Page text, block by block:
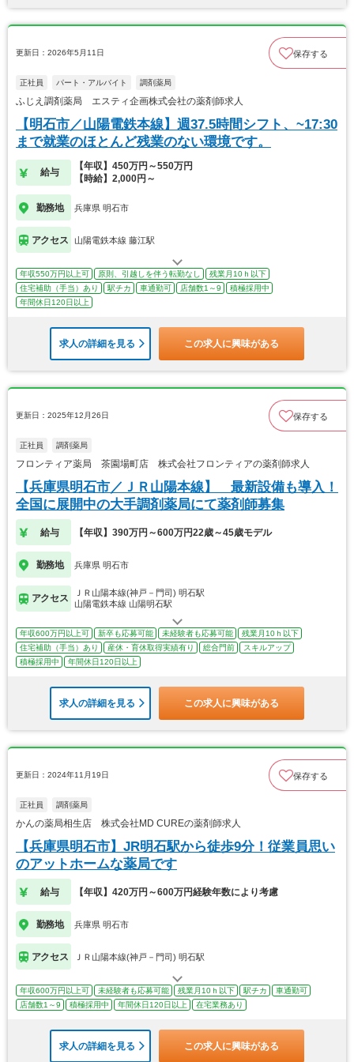
更新日：2026年5月11日 保存する
正社員 パート・アルバイト 調剤薬局
ふじえ調剤薬局 エスティ企画株式会社の薬剤師求人
【明石市／山陽電鉄本線】週37.5時間シフト、~17:30
まで就業のほとんど残業のない環境です。
給与
【年収】450万円～550万円
【時給】2,000円～
勤務地 兵庫県 明石市
アクセス 山陽電鉄本線 藤江駅
年収550万円以上可 原則、引越しを伴う転勤なし
残業月10ｈ以下
住宅補助（手当）あり
駅チカ 車通勤可 店舗数1～9
積極採用中
年間休日120日以上
求人の詳細を見る この求人に興味がある
更新日：2025年12月26日 保存する
正社員 調剤薬局
フロンティア薬局 茶園場町店 株式会社フロンティアの薬剤師求人
【兵庫県明石市／ＪＲ山陽本線】 最新設備も導入！
全国に展開中の大手調剤薬局にて薬剤師募集
給与 【年収】390万円～600万円22歳～45歳モデル
勤務地 兵庫県 明石市
アクセス
ＪＲ山陽本線(神戸－門司) 明石駅
山陽電鉄本線 山陽明石駅
年収600万円以上可 新卒も応募可能 未経験者も応募可能
残業月10ｈ以下
住宅補助（手当）あり
産休・育休取得実績有り 総合門前
スキルアップ
積極採用中
年間休日120日以上
求人の詳細を見る この求人に興味がある
更新日：2024年11月19日 保存する
正社員 調剤薬局
かんの薬局相生店 株式会社MD CUREの薬剤師求人
【兵庫県明石市】JR明石駅から徒歩9分！従業員思い
のアットホームな薬局です
給与 【年収】420万円～600万円経験年数により考慮
勤務地 兵庫県 明石市
アクセス ＪＲ山陽本線(神戸－門司) 明石駅
年収600万円以上可 未経験者も応募可能 残業月10ｈ以下 駅チカ
車通勤可
店舗数1～9
積極採用中 年間休日120日以上 在宅業務あり
求人の詳細を見る この求人に興味がある